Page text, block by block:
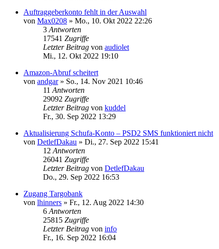
Auftraggeberkonto fehlt in der Auswahl
von Max0208 » Mo., 10. Okt 2022 22:26
3 Antworten
17541 Zugriffe
Letzter Beitrag von audiolet
Mi., 12. Okt 2022 19:10
Amazon-Abruf scheitert
von andgar» So., 14. Nov 2021 10:46
11 Antworten
29092 Zugriffe
Letzter Beitrag von kuddel
Fr., 30. Sep 2022 13:29
Aktualisierung Schufa-Konto – PSD2 SMS funktioniert nicht
von DetlefDakau » Di., 27. Sep 2022 15:41
12 Antworten
26041 Zugriffe
Letzter Beitrag von DetlefDakau
Do., 29. Sep 2022 16:53
Zugang Targobank
von lhinners » Fr., 12. Aug 2022 14:30
6 Antworten
25815 Zugriffe
Letzter Beitrag von info
Fr., 16. Sep 2022 16:04